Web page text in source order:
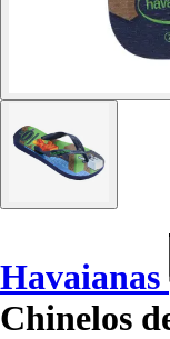
Havaianas
Chinelos